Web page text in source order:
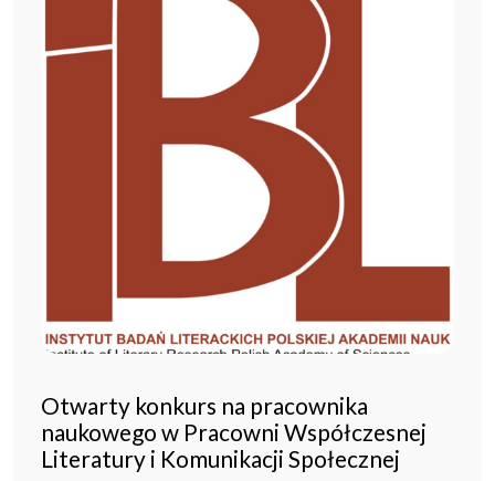
Otwarty konkurs na pracownika
naukowego w Pracowni Współczesnej
Literatury i Komunikacji Społecznej